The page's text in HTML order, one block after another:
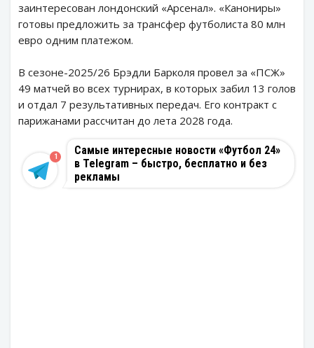
заинтересован лондонский «Арсенал». «Канониры»
готовы предложить за трансфер футболиста 80 млн
евро одним платежом.
В сезоне-2025/26 Брэдли Барколя провел за «ПСЖ»
49 матчей во всех турнирах, в которых забил 13 голов
и отдал 7 результативных передач. Его контракт с
парижанами рассчитан до лета 2028 года.
Самые интересные новости «Футбол 24»
в Telegram – быстро, бесплатно и без
рекламы
1